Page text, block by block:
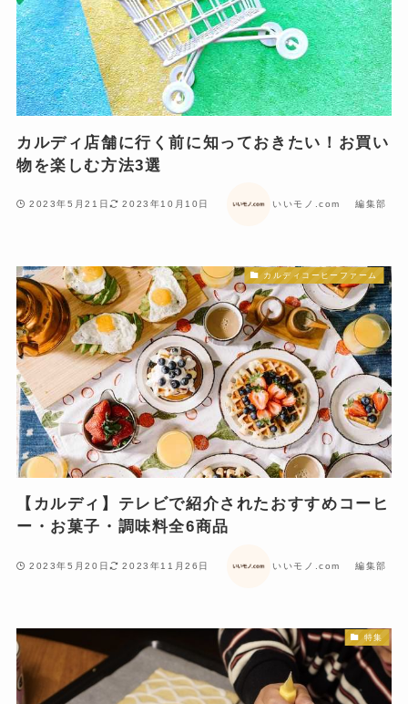
カルディ店舗に行く前に知っておきたい！お買い
物を楽しむ方法3選
2023年5月21日 2023年10月10日 いいモノ.com 編集部
カルディコーヒーファーム
【カルディ】テレビで紹介されたおすすめコーヒ
ー・お菓子・調味料全6商品
2023年5月20日 2023年11月26日 いいモノ.com 編集部
特集